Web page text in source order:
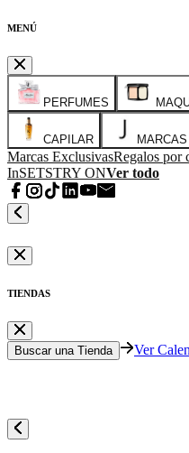
MENÚ
PERFUMES
CAPILAR MARCAS
Marcas ExclusivasRegalos por
InSETSTRY ONVer todo
TIENDAS
Buscar una Tienda Ver